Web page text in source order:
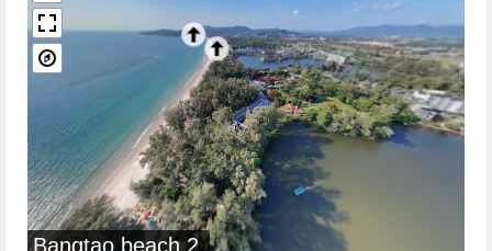
Bangtao beach 2